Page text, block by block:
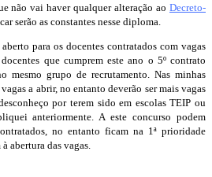
não vai haver qualquer alteração ao Decreto-
serão as constantes nesse diploma.
para os docentes contratados com vagas
que cumprem este ano o 5º contrato
mesmo grupo de recrutamento. Nas minhas
a abrir, no entanto deverão ser mais vagas
por terem sido em escolas TEIP ou
anteriormente. A este concurso podem
no entanto ficam na 1ª prioridade
abertura das vagas.